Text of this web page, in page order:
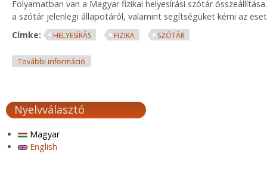
Folyamatban van a Magyar fizikai helyesírási szótár
a szótár jelenlegi állapotáról, valamint segítségüket kérni az
Címke:
HELYESÍRÁS FIZIKA SZÓTÁR
További információ
Nyelvválasztó
Magyar
English